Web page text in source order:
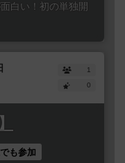
白い！初の単独開
1
0
も参加